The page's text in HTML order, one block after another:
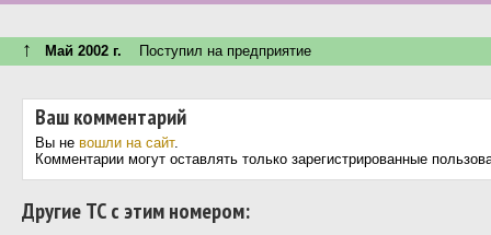
↑ Май 2002 г. Поступил на предприятие
Ваш комментарий
Вы не вошли на сайт.
Комментарии могут оставлять только зарегистрированные
Другие ТС с этим номером: